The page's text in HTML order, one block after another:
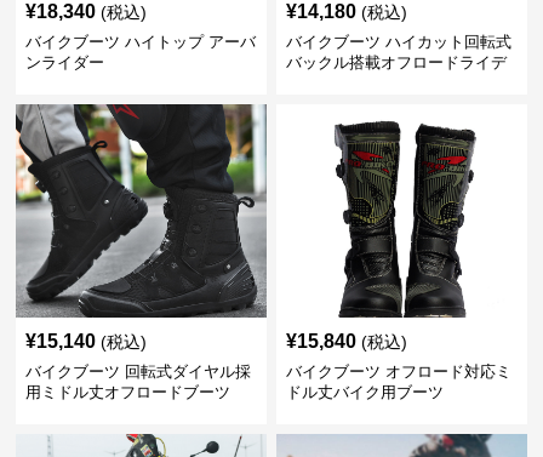
¥18,340 (税込)
バイクブーツ ハイトップ アーバ
ンライダー
¥14,180 (税込)
バイクブーツ ハイカット回転式
バックル搭載オフロードライデ
¥15,140 (税込)
バイクブーツ 回転式ダイヤル採
用ミドル丈オフロードブーツ
¥15,840 (税込)
バイクブーツ オフロード対応ミ
ドル丈バイク用ブーツ